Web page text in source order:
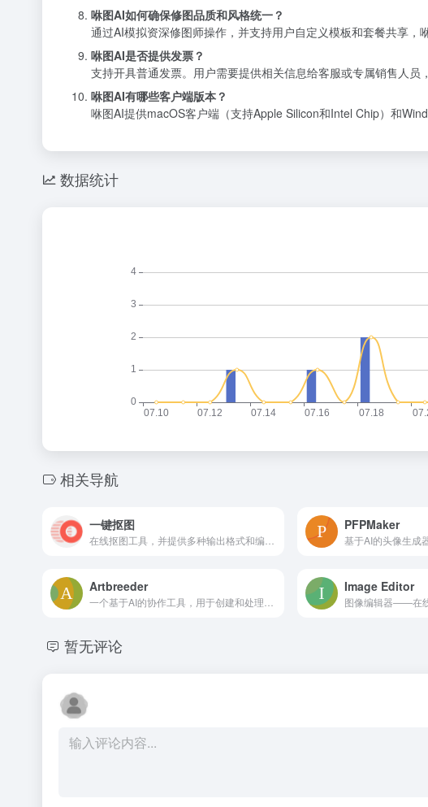
咻图AI如何确保修图品质和风格统一？
通过AI模拟资深修图师操作，并支持用户自定义模板和套餐共享，
咻图AI是否提供发票？
支持开具普通发票。用户需要提供相关信息给客服或专属销售人员
咻图AI有哪些客户端版本？
咻图AI提供macOS客户端（支持Apple Silicon和Intel Chip）和
数据统计
相关导航
一键抠图 PFPMaker
Artbreeder Image Editor
暂无评论